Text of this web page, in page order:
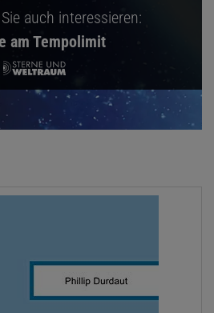
auch interessieren:
am Tempolimit